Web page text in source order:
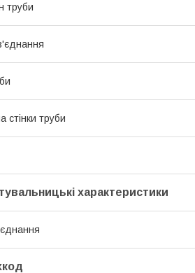
труби
стінки труби
характеристики